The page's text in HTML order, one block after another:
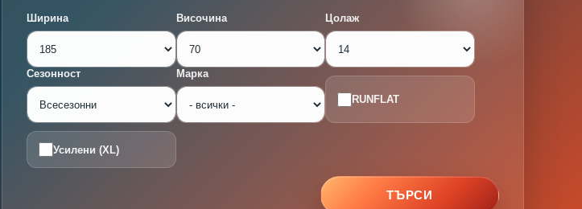
Ширина Височина Цолаж
Сезонност Марка
RUNFLAT
Усилени (XL)
ТЪРСИ